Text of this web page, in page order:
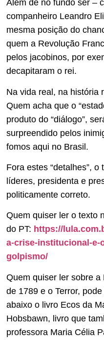
Além de no fundo ser –
companheiro Leandro
mesma posição do
quem a Revolução
pelos jacobinos, por
decapitaram o rei.
Na vida real, na história
Quem acha que o
produto do “diálogo”,
surpreendido pelos
fomos aqui no Brasil.
Fora estes “detalhes”,
líderes, presidenta e
politicamente correto.
Quem quiser ler o texto
do PT: https://
a-crise-institucional-e-
golpismo/
Quem quiser ler sobre
de 1789 e o Terror,
abaixo o livro Ecos da
Hobsbawn, livro que
professora Maria Célia